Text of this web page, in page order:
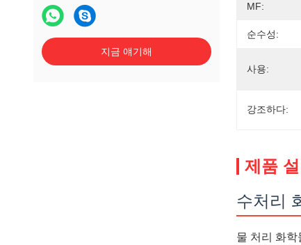
지금 얘기해
MF:
순수성:
사용:
강조하다:
제품
수처리
물 처리 화